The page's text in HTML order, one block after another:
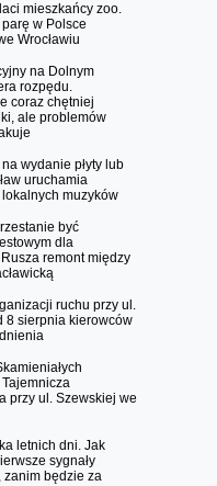
mieszkańcy zoo.
w Polsce
Wrocławiu
na Dolnym
rozpędu.
coraz chętniej
ale problemów
na wydanie płyty lub
uruchamia
muzyków
być
dla
remont między
ruchu przy ul.
8 sierpnia kierowców
przy ul. Szewskiej we
letnich dni. Jak
sygnały
zanim będzie za